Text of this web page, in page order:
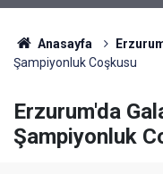
Anasayfa
Şampiyonluk Coşkusu
Erzurum'da
Şampiyonluk